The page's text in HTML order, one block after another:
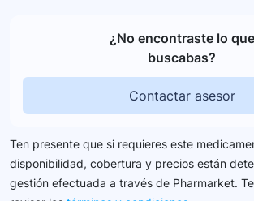
¿No encontraste lo que
buscabas?
Contactar asesor
Ten presente que si requieres este
disponibilidad, cobertura y precios están
gestión efectuada a través de Pharmarket.